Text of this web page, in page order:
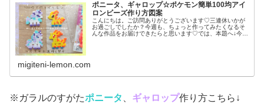
ポニータ、ギャロップ☆ポケモン簡単100均アイ
ロンビーズ作り方図案
こんにちは。ご訪問ありがとうございます♡三連休いかが
お過ごしでしたか？今週も、ちょっと作ってみたくなるそ
んな作品をお届けできたらと思います♡では、本題へ↓今日
migiteni-lemon.com
※ガラルのすがたポニータ ギャロップ作り方こちら↓